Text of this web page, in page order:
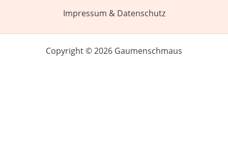
Impressum & Datenschutz
Copyright © 2026 Gaumenschmaus